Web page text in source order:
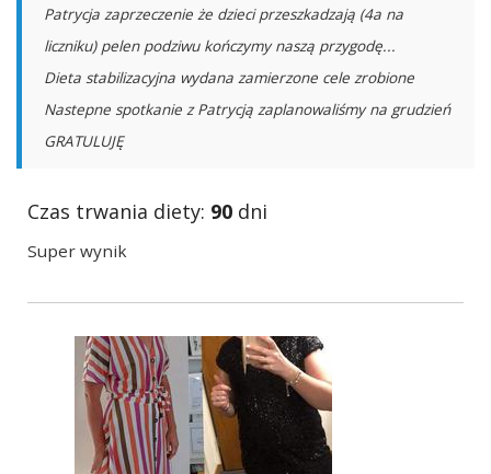
Patrycja zaprzeczenie że dzieci przeszkadzają (4a na
liczniku) pelen podziwu kończymy naszą przygodę...
Dieta stabilizacyjna wydana zamierzone cele zrobione
Nastepne spotkanie z Patrycją zaplanowaliśmy na grudzień
GRATULUJĘ
Czas trwania diety: 90 dni
Super wynik